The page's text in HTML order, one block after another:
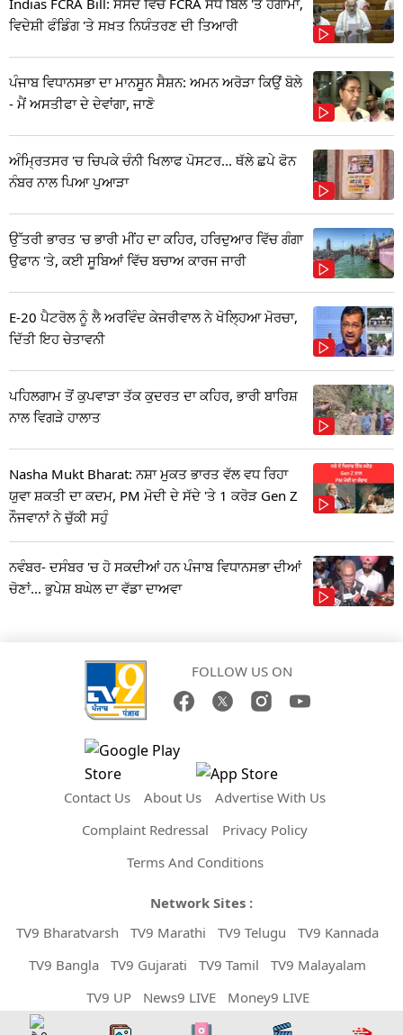
ਵਿਦੇਸ਼ੀ ਫੰਡਿੰਗ 'ਤੇ ਸਖ਼ਤ ਨਿਯੰਤਰਣ ਦੀ ਤਿਆਰੀ
ਪੰਜਾਬ ਵਿਧਾਨਸਭਾ ਦਾ ਮਾਨਸੂਨ ਸੈਸ਼ਨ: ਅਮਨ ਅਰੋੜਾ ਕਿਉਂ ਬੋਲੇ
- ਮੈਂ ਅਸਤੀਫਾ ਦੇ ਦੇਵਾਂਗਾ, ਜਾਣੋ
ਅੰਮ੍ਰਿਤਸਰ 'ਚ ਚਿਪਕੇ ਚੰਨੀ ਖਿਲਾਫ ਪੋਸਟਰ... ਥੱਲੇ ਛਪੇ ਫੋਨ
ਨੰਬਰ ਨਾਲ ਪਿਆ ਪੁਆੜਾ
ਉੱਤਰੀ ਭਾਰਤ 'ਚ ਭਾਰੀ ਮੀਂਹ ਦਾ ਕਹਿਰ, ਹਰਿਦੁਆਰ ਵਿੱਚ ਗੰਗਾ
ਉਫਾਨ 'ਤੇ, ਕਈ ਸੂਬਿਆਂ ਵਿੱਚ ਬਚਾਅ ਕਾਰਜ ਜਾਰੀ
E-20 ਪੈਟਰੋਲ ਨੂੰ ਲੈ ਅਰਵਿੰਦ ਕੇਜਰੀਵਾਲ ਨੇ ਖੋਲ੍ਹਿਆ ਮੋਰਚਾ,
ਦਿੱਤੀ ਇਹ ਚੇਤਾਵਨੀ
ਪਹਿਲਗਾਮ ਤੋਂ ਕੁਪਵਾੜਾ ਤੱਕ ਕੁਦਰਤ ਦਾ ਕਹਿਰ, ਭਾਰੀ ਬਾਰਿਸ਼
ਨਾਲ ਵਿਗੜੇ ਹਾਲਾਤ
Nasha Mukt Bharat: ਨਸ਼ਾ ਮੁਕਤ ਭਾਰਤ ਵੱਲ ਵਧ ਰਿਹਾ
ਯੁਵਾ ਸ਼ਕਤੀ ਦਾ ਕਦਮ, PM ਮੋਦੀ ਦੇ ਸੱਦੇ 'ਤੇ 1 ਕਰੋੜ Gen Z
ਨੌਜਵਾਨਾਂ ਨੇ ਚੁੱਕੀ ਸਹੁੰ
ਨਵੰਬਰ- ਦਸੰਬਰ 'ਚ ਹੋ ਸਕਦੀਆਂ ਹਨ ਪੰਜਾਬ ਵਿਧਾਨਸਭਾ ਦੀਆਂ
ਚੋਣਾਂ... ਭੁਪੇਸ਼ ਬਘੇਲ ਦਾ ਵੱਡਾ ਦਾਅਵਾ
FOLLOW US ON
Contact Us About Us
Advertise With Us
Complaint Redressal
Privacy Policy
Terms And Conditions
Network Sites :
TV9 Bharatvarsh
TV9 Marathi TV9 Telugu
TV9 Kannada
TV9 Bangla
TV9 Gujarati TV9 Tamil
TV9 Malayalam
TV9 UP
News9 LIVE Money9 LIVE